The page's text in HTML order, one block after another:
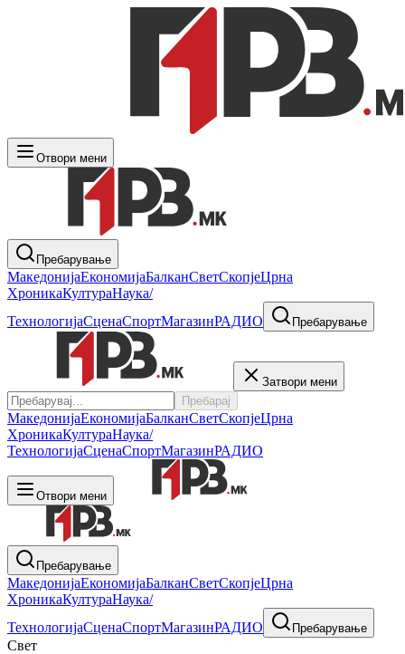
Отвори мени
Пребарување
МакедонијаЕкономијаБалканСветСкопјеЦрна
ХроникаКултураНаука/
ТехнологијаСценаСпортМагазинРАДИО Пребарување
Затвори мени
Пребарај
МакедонијаЕкономијаБалканСветСкопјеЦрна
ХроникаКултураНаука/
ТехнологијаСценаСпортМагазинРАДИО
Отвори мени
Пребарување
МакедонијаЕкономијаБалканСветСкопјеЦрна
ХроникаКултураНаука/
ТехнологијаСценаСпортМагазинРАДИО Пребарување
Свет